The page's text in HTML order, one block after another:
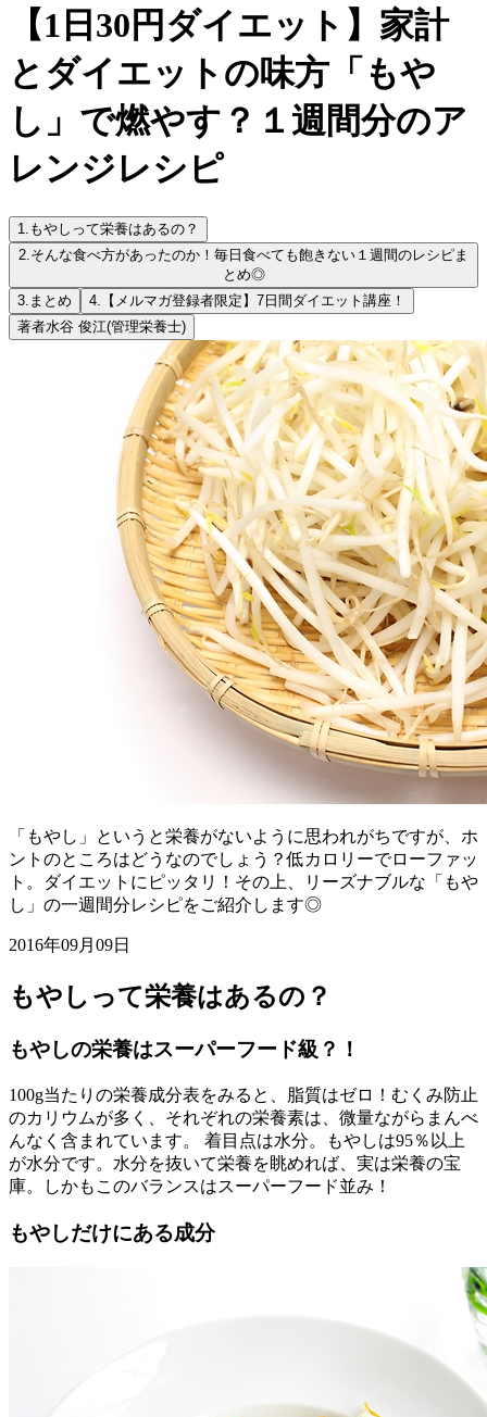
【1日30円ダイエット】家計
とダイエットの味方「もや
し」で燃やす？１週間分のア
レンジレシピ
1. もやしって栄養はあるの？
2.そんな食べ方があったのか！毎日食べても飽きない１週間のレシピま
とめ◎
3. まとめ 4. 【メルマガ登録者限定】7日間ダイエット講座！
著者水谷 俊江(管理栄養士)
「もやし」というと栄養がないように思われがちですが、ホ
ントのところはどうなのでしょう？低カロリーでローファッ
ト。ダイエットにピッタリ！その上、リーズナブルな「もや
し」の一週間分レシピをご紹介します◎
2016年09月09日
もやしって栄養はあるの？
もやしの栄養はスーパーフード級？！
100g当たりの栄養成分表をみると、脂質はゼロ！むくみ防止
のカリウムが多く、それぞれの栄養素は、微量ながらまんべ
んなく含まれています。 着目点は水分。もやしは95％以上
が水分です。水分を抜いて栄養を眺めれば、実は栄養の宝
庫。しかもこのバランスはスーパーフード並み！
もやしだけにある成分